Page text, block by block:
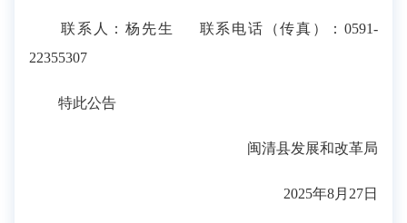
联系人：杨先生 联系电话（传真）：0591-
22355307
特此公告
闽清县发展和改革局
2025年8月27日